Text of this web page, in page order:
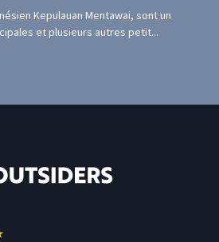
Kepulauan Mentawai, sont un
et plusieurs autres petit...